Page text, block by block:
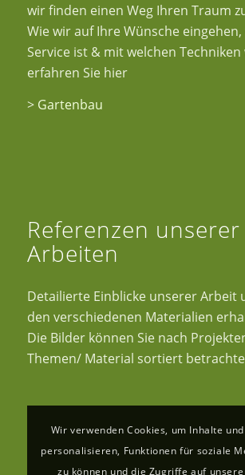
wir finden einen Weg Ihren Traum
Wie wir auf Ihre Wünsche
Service ist & mit welchen
erfahren Sie hier
> Gartenbau
Referenzen unserer
Arbeiten
Detailierte Einblicke unserer Arbeit
den verschiedenen Materialien
Die Bilder können Sie nach
Themen/ Material sortiert
Wir verwenden Cookies, um Inhalte
personalisieren, Funktionen für soziale
zu können und die Zugriffe auf